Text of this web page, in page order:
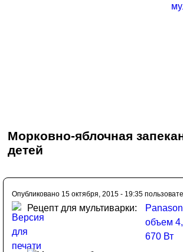
Морковно-яблочная
детей
Опубликовано 15 октября, 2015 - 19:35
Рецепт для мультиварки:
объем
670 Вт